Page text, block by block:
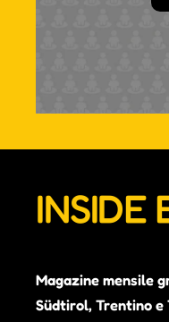
INSIDE
Magazine mensile
Südtirol, Trentino e